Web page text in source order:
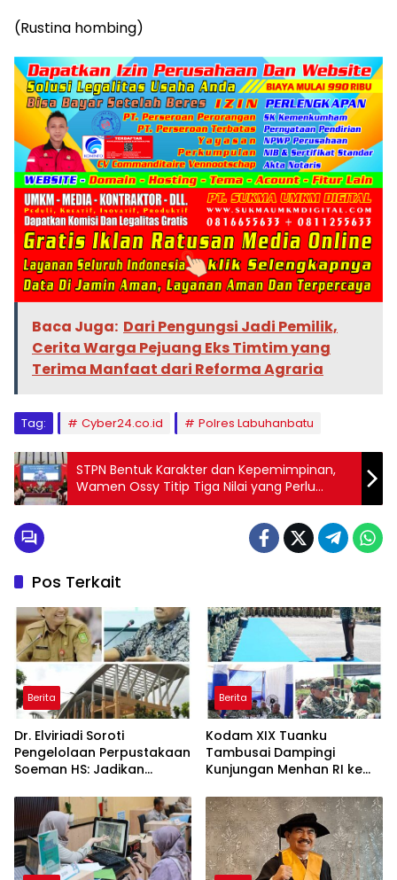
(Rustina hombing)
Baca Juga: Dari Pengungsi Jadi Pemilik,
Cerita Warga Pejuang Eks Timtim yang
Terima Manfaat dari Reforma Agraria
Tag: Cyber24.co.id Polres Labuhanbatu
STPN Bentuk Karakter dan Kepemimpinan,
Wamen Ossy Titip Tiga Nilai yang Perlu
Dipedomani Taruna/i STPN
Pos Terkait
Berita
Dr. Elviriadi Soroti
Pengelolaan Perpustakaan
Soeman HS: Jadikan
Kawah Candradimuka
Intelektual
Berita
Kodam XIX Tuanku
Tambusai Dampingi
Kunjungan Menhan RI ke
Perkuat Pembangunan
Satuan